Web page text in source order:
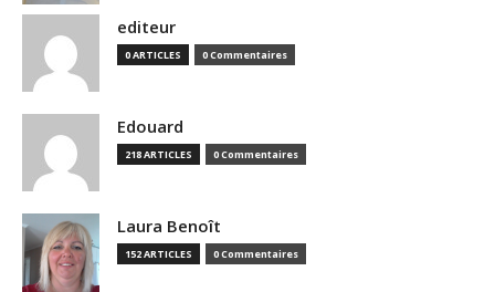
editeur
0 ARTICLES 0 Commentaires
Edouard
218 ARTICLES 0 Commentaires
Laura Benoît
152 ARTICLES 0 Commentaires